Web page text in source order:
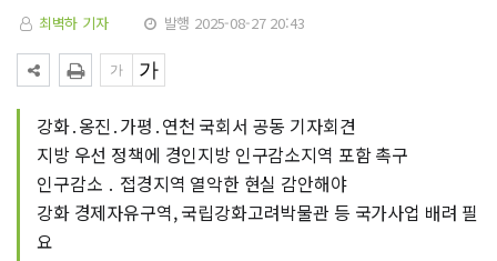
최벽하 기자 발행 2025-08-27 20:43
강화․옹진․가평․연천 국회서 공동 기자회견
지방 우선 정책에 경인지방 인구감소지역 포함 촉구
인구감소 ․ 접경지역 열악한 현실 감안해야
강화 경제자유구역, 국립강화고려박물관 등 국가사업 배려 필
요